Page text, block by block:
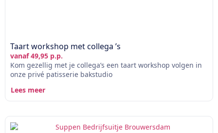
Taart workshop met collega ’s
vanaf 49,95 p.p.
Kom gezellig met je collega’s een taart workshop volgen in
onze privé patisserie bakstudio
Lees meer